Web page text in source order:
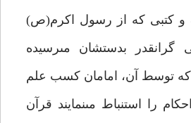
و كتبى كه از رسول اكرم(ص)
گرانقدر بدستشان مى‏رسيده
كه توسط آن، امامان كسب علم
را استنباط مى‏نمايند قرآن